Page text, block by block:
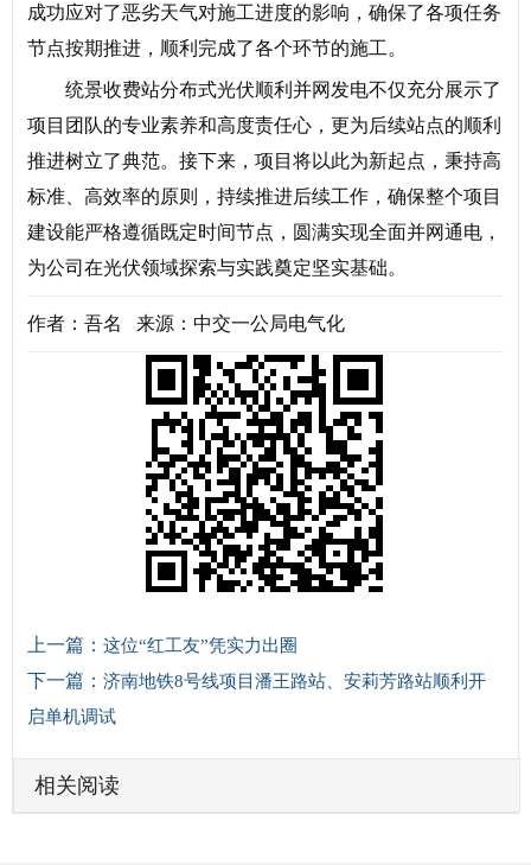
成功应对了恶劣天气对施工进度的影响，确保了各项任务
节点按期推进，顺利完成了各个环节的施工。
统景收费站分布式光伏顺利并网发电不仅充分展示了
项目团队的专业素养和高度责任心，更为后续站点的顺利
推进树立了典范。接下来，项目将以此为新起点，秉持高
标准、高效率的原则，持续推进后续工作，确保整个项目
建设能严格遵循既定时间节点，圆满实现全面并网通电，
为公司在光伏领域探索与实践奠定坚实基础。
作者：吾名 来源：中交一公局电气化
上一篇： 这位“红工友”凭实力出圈
下一篇： 济南地铁8号线项目潘王路站、安莉芳路站顺利开
启单机调试
相关阅读